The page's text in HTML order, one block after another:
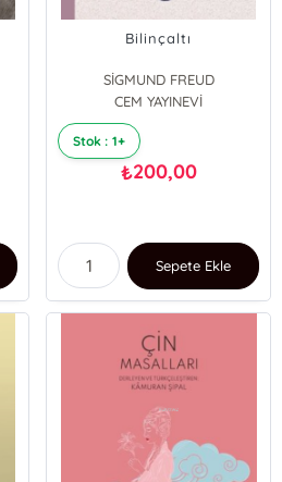
Bilinçaltı
SİGMUND FREUD
CEM YAYINEVİ
Stok : 1+
₺200,00
Sepete Ekle